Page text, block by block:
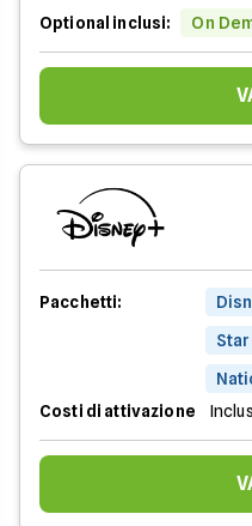
Optional inclusi:
On
Pacchetti:
Costi di attivazione